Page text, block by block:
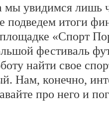
мы увидимся лишь
подведем итоги
«Спорт
фестиваль
найти свое
Нам, конечно,
про него и